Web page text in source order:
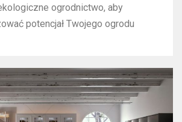
ogrodnictwo, aby
potencjał Twojego ogrodu